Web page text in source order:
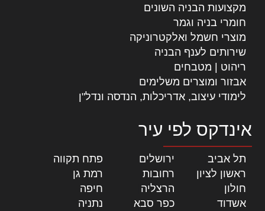
מקצועות הבניה השונים
חומרי בניה וגמר
מוצרי חשמל ואלקטרוניקה
שירותים לענף הבניה
ריהוט | מטבחים
אבזור ומוצרים משלימים
לימודי עיצוב, אדריכלות, הנדסה ונדל"ן
אינדקס לפי עיר
תל אביב ירושלים פתח תקווה
ראשון לציון
רחובות רמת גן
חולון
הרצליה חיפה
אשדוד
כפר סבא נתניה